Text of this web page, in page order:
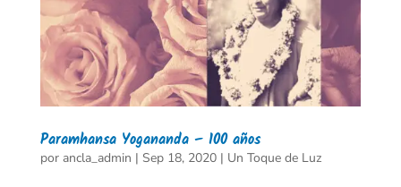
Paramhansa Yogananda – 100 años
por ancla_admin | Sep 18, 2020| Un Toque de Luz